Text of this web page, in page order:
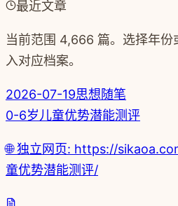
最近文章
当前范围 4,666 篇。选择年份
入对应档案。
2026-07-19思想随笔
0-6岁儿童优势潜能测评
🌐 独立网页: https://
童优势潜能测评/